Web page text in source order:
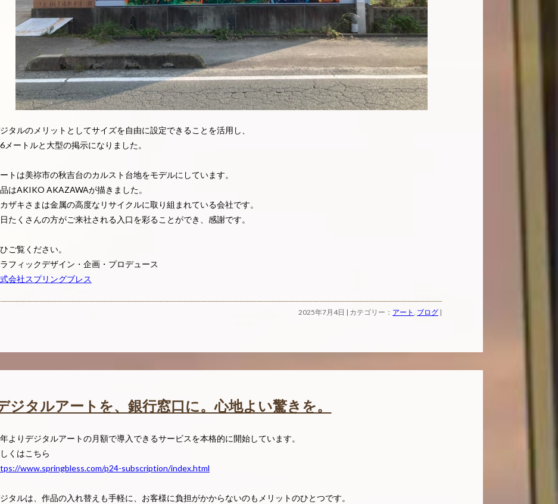
タルのメリットとしてサイズを自由に設定できることを活用し、
メートルと大型の掲示になりました。
トは美祢市の秋吉台のカルスト台地をモデルにしています。
はAKIKO AKAZAWAが描きました。
ザキさまは金属の高度なリサイクルに取り組まれている会社です。
たくさんの方がご来社される入口を彩ることができ、感謝です。
ご覧ください。
フィックデザイン・企画・プロデュース
会社スプリングブレス
2025年7月4日 | カテゴリー： アート, ブログ |
ジタルアートを、銀行窓口に。心地よい驚きを。
よりデジタルアートの月額で導入できるサービスを本格的に開始しています。
くはこちら
www.springbless.com/p24-subscription/index.html
タルは、作品の入れ替えも手軽に、お客様に負担がかからないのもメリットのひとつです。